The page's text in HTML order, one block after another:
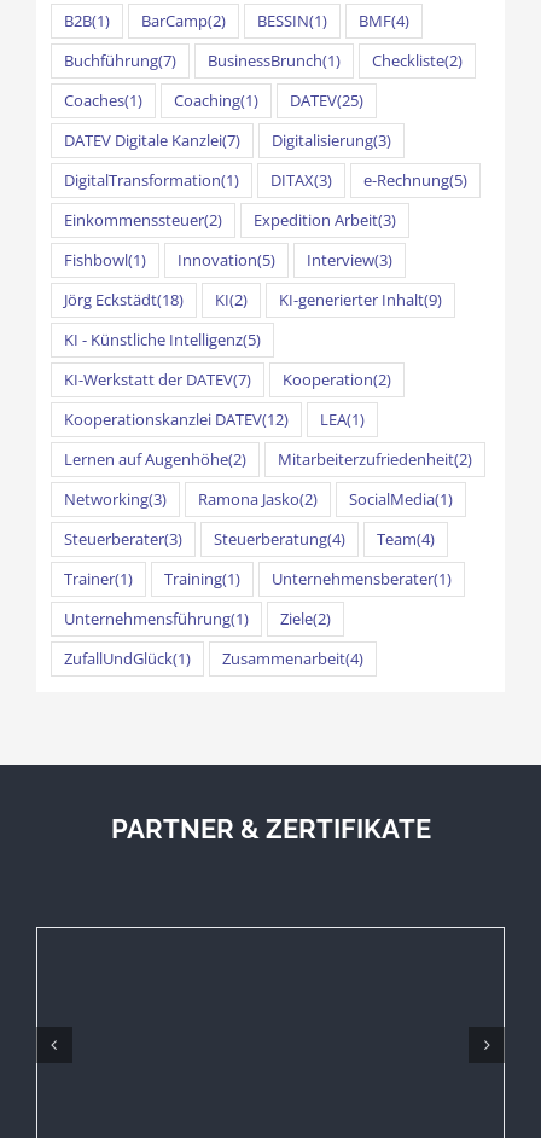
B2B(1) BarCamp(2) BESSIN(1) BMF(4)
Buchführung(7) BusinessBrunch(1) Checkliste(2)
Coaches(1) Coaching(1) DATEV(25)
DATEV Digitale Kanzlei(7) Digitalisierung(3)
DigitalTransformation(1) DITAX(3) e-Rechnung(5)
Einkommenssteuer(2) Expedition Arbeit(3)
Fishbowl(1) Innovation(5) Interview(3)
Jörg Eckstädt(18) KI(2) KI-generierter Inhalt(9)
KI - Künstliche Intelligenz(5)
KI-Werkstatt der DATEV(7) Kooperation(2)
Kooperationskanzlei DATEV(12) LEA(1)
Lernen auf Augenhöhe(2) Mitarbeiterzufriedenheit(2)
Networking(3) Ramona Jasko(2) SocialMedia(1)
Steuerberater(3) Steuerberatung(4) Team(4)
Trainer(1) Training(1) Unternehmensberater(1)
Unternehmensführung(1) Ziele(2)
ZufallUndGlück(1) Zusammenarbeit(4)
PARTNER & ZERTIFIKATE